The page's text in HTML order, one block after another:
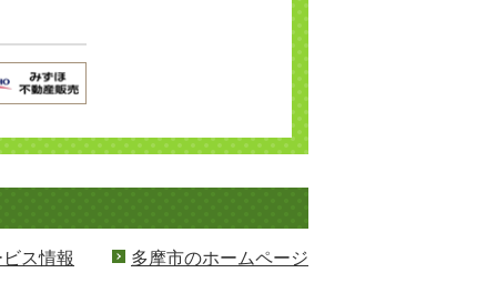
ス情報 多摩市のホームページ